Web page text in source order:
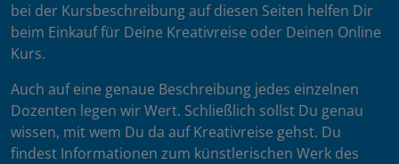
bei der Kursbeschreibung auf diesen Seiten helfen Dir
beim Einkauf für Deine Kreativreise oder Deinen Online
Kurs.
Auch auf eine genaue Beschreibung jedes einzelnen
Dozenten legen wir Wert. Schließlich sollst Du genau
wissen, mit wem Du da auf Kreativreise gehst. Du
findest Informationen zum künstlerischen Werk des